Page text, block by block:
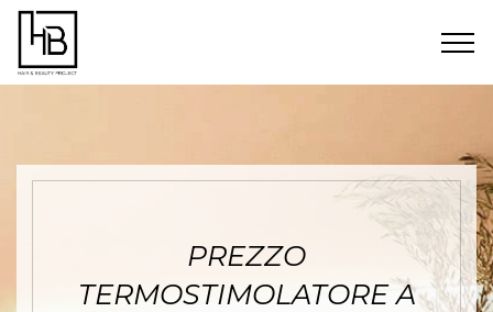
PREZZO
TERMOSTIMOLATORE A